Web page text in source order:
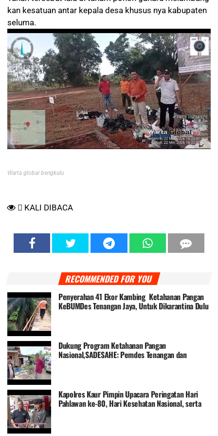
kan kesatuan antar kepala desa khusus nya kabupaten
seluma.
Warta global bengkulu
KALI DIBACA
RECOMMENDED FOR YOU
Penyerahan 41 Ekor Kambing Ketahanan Pangan
KeBUMDes Tenangan Jaya, Untuk Dikarantina Dulu
Selama 2 Minggu
Dukung Program Ketahanan Pangan
Nasional,SADESAHE: Pemdes Tenangan dan
BUMDes Tenangan Jaya Tanam Jagung
Kapolres Kaur Pimpin Upacara Peringatan Hari
Pahlawan ke-80, Hari Kesehatan Nasional, serta
Hari Ulang Tahun Provinsi Bengkulu Tahun 2025